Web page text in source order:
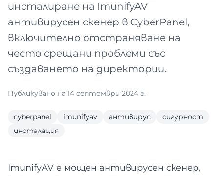
инсталиране на ImunifyAV
антивирусен скенер в CyberPanel,
включително отстраняване на
често срещани проблеми със
създаването на директории.
Публикувано на 14 септември 2024 г.
cyberpanel imunifyav антивирус
сигурност
инсталация
ImunifyAV е мощен антивирусен скенер,